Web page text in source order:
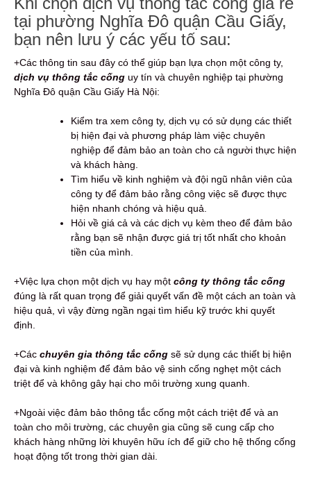
tại phường Nghĩa Đô quận Cầu Giấy,
bạn nên lưu ý các yếu tố sau:
+Các thông tin sau đây có thể giúp bạn lựa chọn một công ty,
dịch vụ thông tắc cống uy tín và chuyên nghiệp tại phường
Nghĩa Đô quận Cầu Giấy Hà Nội:
Kiểm tra xem công ty, dịch vụ có sử dụng các thiết
bị hiện đại và phương pháp làm việc chuyên
nghiệp để đảm bảo an toàn cho cả người thực hiện
và khách hàng.
Tìm hiểu về kinh nghiệm và đội ngũ nhân viên của
công ty để đảm bảo rằng công việc sẽ được thực
hiện nhanh chóng và hiệu quả.
Hỏi về giá cả và các dịch vụ kèm theo để đảm bảo
rằng bạn sẽ nhận được giá trị tốt nhất cho khoản
tiền của mình.
+Việc lựa chọn một dịch vụ hay một công ty thông tắc cống
đúng là rất quan trọng để giải quyết vấn đề một cách an toàn và
hiệu quả, vì vậy đừng ngần ngại tìm hiểu kỹ trước khi quyết
định.
+Các chuyên gia thông tắc cống sẽ sử dụng các thiết bị hiện
đại và kinh nghiệm để đảm bảo vệ sinh cống nghẹt một cách
triệt để và không gây hại cho môi trường xung quanh.
+Ngoài việc đảm bảo thông tắc cống một cách triệt để và an
toàn cho môi trường, các chuyên gia cũng sẽ cung cấp cho
khách hàng những lời khuyên hữu ích để giữ cho hệ thống cống
hoạt động tốt trong thời gian dài.